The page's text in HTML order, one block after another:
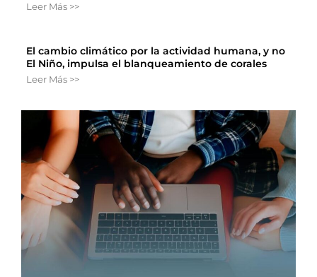
Leer Más >>
El cambio climático por la actividad humana, y no
El Niño, impulsa el blanqueamiento de corales
Leer Más >>